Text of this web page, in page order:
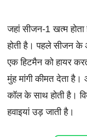
जहां सीजन-1 खत्म
होती है। पहले सीजन के
एक हिटमैन को हायर
मुंह मांगी कीमत देता
कॉल के साथ होती है।
हवाइयां उड़ जाती है।